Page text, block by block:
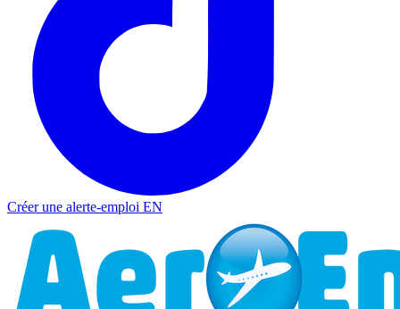
Créer une alerte-emploi EN